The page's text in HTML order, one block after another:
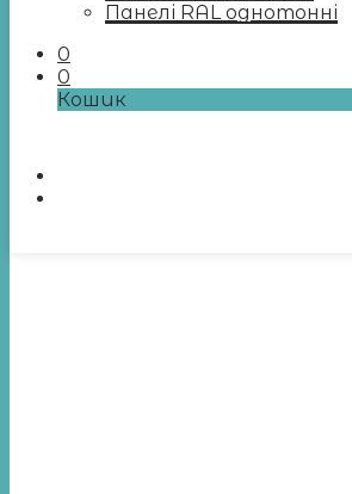
Панелі RAL однотонні
0
0
Кошик